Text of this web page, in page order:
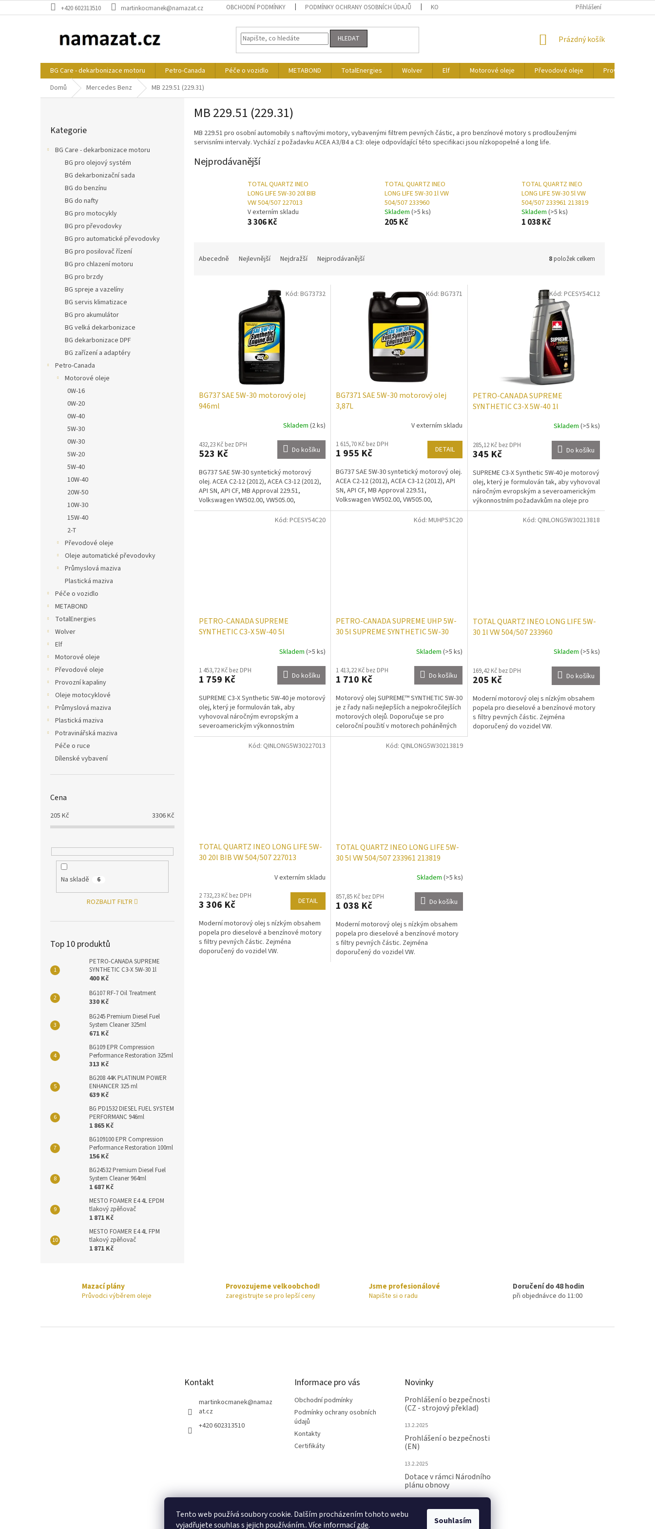
Tento web používá soubory cookie. Dalším procházením tohoto webu
vyjadřujete souhlas s jejich používáním.. Více informacízde. Souhlasím
na
+420 602313510 martinkocmanek@namazat.cz OBCHODNÍ PODMÍNKY PODMÍNKY OCHRANY OSOBNÍCH ÚDAJŮ KONTAKTY Přihlášení
HLEDAT
NÁKUPNÍ
Prázdný košík
BG Care - dekarbonizace motoru Petro-Canada Péče o vozidlo METABOND TotalEnergies Wolver Elf Motorové oleje Převodové oleje
Provozní kapaliny
Domů
Mercedes Benz MB 229.51 (229.31)
kategorie
Kategorie
BG Care - dekarbonizace motoru
BG pro olejový systém
BG dekarbonizační sada
BG do benzínu
BG do nafty
BG pro motocykly
BG pro převodovky
BG pro automatické převodovky
BG pro posilovač řízení
BG pro chlazení motoru
BG pro brzdy
BG spreje a vazelíny
BG servis klimatizace
BG pro akumulátor
BG velká dekarbonizace
BG dekarbonizace DPF
BG zařízení a adaptéry
Petro-Canada
Motorové oleje
0W-16
0W-20
0W-40
5W-30
0W-30
5W-20
5W-40
10W-40
20W-50
10W-30
15W-40
2-T
Převodové oleje
Oleje automatické převodovky
Průmyslová maziva
Plastická maziva
Péče o vozidlo
METABOND
TotalEnergies
Wolver
Elf
Motorové oleje
Převodové oleje
Provozní kapaliny
Oleje motocyklové
Průmyslová maziva
Plastická maziva
Potravinářská maziva
Péče o ruce
Dílenské vybavení
Cena
205 Kč 3306Kč
Na skladě 6
ROZBALIT FILTR
Top 10 produktů
PETRO-CANADA SUPREME
SYNTHETIC C3-X 5W-30 1l
400 Kč
BG107 RF-7 Oil Treatment
330 Kč
BG245 Premium Diesel Fuel
System Cleaner 325ml
671 Kč
BG109 EPR Compression
Performance Restoration 325ml
313 Kč
BG208 44K PLATINUM POWER
ENHANCER 325 ml
639 Kč
BG PD1532 DIESEL FUEL SYSTEM
PERFORMANC 946ml
1 865 Kč
BG109100 EPR Compression
Performance Restoration 100ml
156 Kč
BG24532 Premium Diesel Fuel
System Cleaner 964ml
1 687 Kč
MESTO FOAMER E4 4L EPDM
tlakový zpěňovač
1 871 Kč
MESTO FOAMER E4 4L FPM
tlakový zpěňovač
1 871 Kč
MB 229.51 (229.31)
MB 229.51 pro osobní automobily s naftovými motory, vybavenými filtrem pevných částic, a pro benzínové motory s prodlouženými
servisními intervaly. Vychází z požadavku ACEA A3/B4 a C3: oleje odpovídající této specifikaci jsou nízkopopelné a long life.
Nejprodávanější
TOTAL QUARTZ INEO
LONG LIFE 5W-30 20l BIB
VW 504/507 227013
V externím skladu
3 306 Kč
TOTAL QUARTZ INEO
LONG LIFE 5W-30 1l VW
504/507 233960
Skladem (>5 ks)
205 Kč
TOTAL QUARTZ INEO
LONG LIFE 5W-30 5l VW
504/507 233961 213819
Skladem (>5 ks)
1 038 Kč
Abecedně Nejlevnější Nejdražší Nejprodávanější 8položek celkem
BG737 SAE 5W-30 motorový olej
946ml
Skladem (2 ks)
432,23 Kč bez DPH
523 Kč Do košíku
BG737 SAE 5W-30 syntetický motorový
olej. ACEA C2-12 (2012), ACEA C3-12 (2012),
API SN, API CF, MB Approval 229.51,
Volkswagen VW502.00, VW505.00,
VW505.01, BMW Longlife-04,...
Kód: BG73732
BG7371 SAE 5W-30 motorový olej
3,87L
V externím skladu
1 615,70 Kč bez DPH
1 955 Kč DETAIL
BG737 SAE 5W-30 syntetický motorový olej.
ACEA C2-12 (2012), ACEA C3-12 (2012), API
SN, API CF, MB Approval 229.51,
Volkswagen VW502.00, VW505.00,
VW505.01, BMW Longlife-04,...
Kód: BG7371
PETRO-CANADA SUPREME
SYNTHETIC C3-X 5W-40 1l
Skladem (>5 ks)
285,12 Kč bez DPH
345 Kč Do košíku
SUPREME C3-X Synthetic 5W-40 je motorový
olej, který je formulován tak, aby vyhovoval
náročným evropským a severoamerickým
výkonnostním požadavkům na oleje pro
osobní...
Kód: PCESY54C12
PETRO-CANADA SUPREME
SYNTHETIC C3-X 5W-40 5l
Skladem (>5 ks)
1 453,72 Kč bez DPH
1 759 Kč Do košíku
SUPREME C3-X Synthetic 5W-40 je motorový
olej, který je formulován tak, aby
vyhovoval náročným evropským a
severoamerickým výkonnostním
požadavkům na oleje pro osobní...
Kód: PCESY54C20
PETRO-CANADA SUPREME UHP 5W-
30 5l SUPREME SYNTHETIC 5W-30
Skladem (>5 ks)
1 413,22 Kč bez DPH
1 710 Kč Do košíku
Motorový olej SUPREME™ SYNTHETIC 5W-30
je z řady naši nejlepších a nejpokročilejších
motorových olejů. Doporučuje se pro
celoroční použití v motorech poháněných
benzínem,...
Kód: MUHP53C20
TOTAL QUARTZ INEO LONG LIFE 5W-
30 1l VW 504/507 233960
Skladem (>5 ks)
169,42 Kč bez DPH
205 Kč Do košíku
Moderní motorový olej s nízkým obsahem
popela pro dieselové a benzínové motory
s filtry pevných částic. Zejména
doporučený do vozidel VW.
Kód: QINLONG5W30213818
TOTAL QUARTZ INEO LONG LIFE 5W-
30 20l BIB VW 504/507 227013
V externím skladu
2 732,23 Kč bez DPH
3 306 Kč DETAIL
Moderní motorový olej s nízkým obsahem
popela pro dieselové a benzínové motory
s filtry pevných částic. Zejména
doporučený do vozidel VW.
Kód: QINLONG5W30227013
TOTAL QUARTZ INEO LONG LIFE 5W-
30 5l VW 504/507 233961 213819
Skladem (>5 ks)
857,85 Kč bez DPH
1 038 Kč Do košíku
Moderní motorový olej s nízkým obsahem
popela pro dieselové a benzínové motory
s filtry pevných částic. Zejména
doporučený do vozidel VW.
Kód: QINLONG5W30213819
Mazací plány
Průvodci výběrem oleje
Provozujeme velkoobchod!
zaregistrujte se pro lepší ceny
Jsme profesionálové
Napište si o radu
Doručení do 48 hodin
při objednávce do 11:00
Kontakt
martinkocmanek@namaz
at.cz
+420 602313510
Informace pro vás
Obchodní podmínky
Podmínky ochrany osobních
údajů
Kontakty
Certifikáty
Novinky
Prohlášení o bezpečnosti
(CZ - strojový překlad)
13.2.2025
Prohlášení o bezpečnosti
(EN)
13.2.2025
Dotace v rámci Národního
plánu obnovy